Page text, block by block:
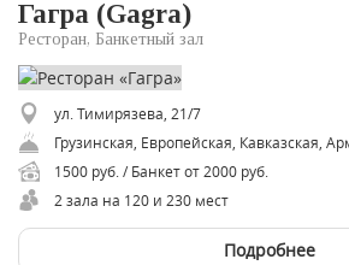
Гагра (Gagra)
Ресторан, Банкетный зал
ул. Тимирязева, 21/7
1500 руб. / Банкет от 2000 руб.
2 зала на 120 и 230 мест
Подробнее